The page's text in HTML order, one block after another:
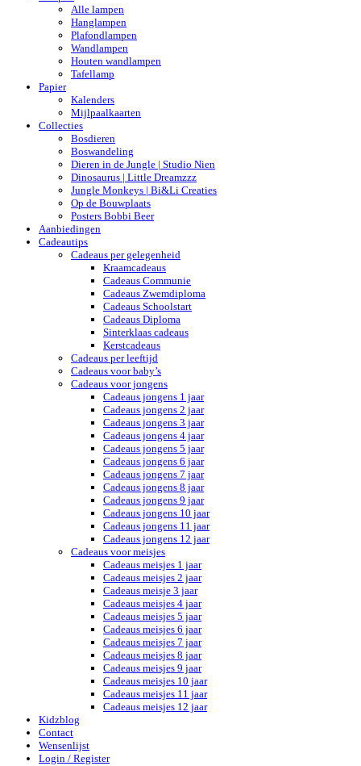
Alle lampen
Hanglampen
Plafondlampen
Wandlampen
Houten wandlampen
Tafellamp
Papier
Kalenders
Mijlpaalkaarten
Collecties
Bosdieren
Boswandeling
Dieren in de Jungle | Studio Nien
Dinosaurus | Little Dreamzzz
Jungle Monkeys | Bi&Li Creaties
Op de Bouwplaats
Posters Bobbi Beer
Aanbiedingen
Cadeautips
Cadeaus per gelegenheid
Kraamcadeaus
Cadeaus Communie
Cadeaus Zwemdiploma
Cadeaus Schoolstart
Cadeaus Diploma
Sinterklaas cadeaus
Kerstcadeaus
Cadeaus per leeftijd
Cadeaus voor baby’s
Cadeaus voor jongens
Cadeaus jongens 1 jaar
Cadeaus jongens 2 jaar
Cadeaus jongens 3 jaar
Cadeaus jongens 4 jaar
Cadeaus jongens 5 jaar
Cadeaus jongens 6 jaar
Cadeaus jongens 7 jaar
Cadeaus jongens 8 jaar
Cadeaus jongens 9 jaar
Cadeaus jongens 10 jaar
Cadeaus jongens 11 jaar
Cadeaus jongens 12 jaar
Cadeaus voor meisjes
Cadeaus meisjes 1 jaar
Cadeaus meisjes 2 jaar
Cadeaus meisje 3 jaar
Cadeaus meisjes 4 jaar
Cadeaus meisjes 5 jaar
Cadeaus meisjes 6 jaar
Cadeaus meisjes 7 jaar
Cadeaus meisjes 8 jaar
Cadeaus meisjes 9 jaar
Cadeaus meisjes 10 jaar
Cadeaus meisjes 11 jaar
Cadeaus meisjes 12 jaar
Kidzblog
Contact
Wensenlijst
Login / Register